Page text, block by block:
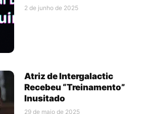
2 de junho de 2025
Atriz de Intergalactic
Recebeu “Treinamento”
Inusitado
29 de maio de 2025